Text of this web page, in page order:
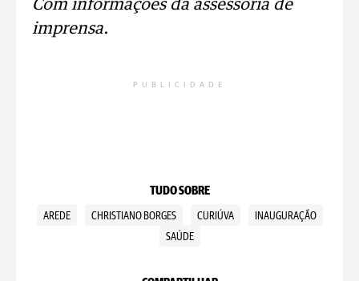
Com informações da assessoria de
imprensa.
PUBLICIDADE
TUDO SOBRE
AREDE CHRISTIANO BORGES CURIÚVA
INAUGURAÇÃO
SAÚDE